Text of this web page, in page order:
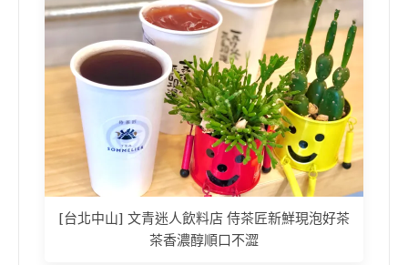
[台北中山] 文青迷人飲料店 侍茶匠新鮮現泡好茶
茶香濃醇順口不澀